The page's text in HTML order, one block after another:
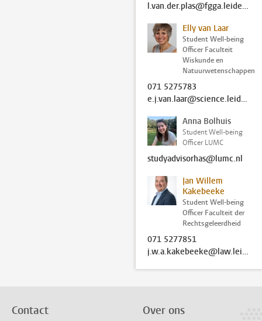
l.van.der.plas@fgga.leidenuniv.nl
Elly van Laar
Student Well-being
Officer Faculteit
Wiskunde en
Natuurwetenschappen
071 5275783
e.j.van.laar@science.leidenuniv.nl
Anna Bolhuis
Student Well-being
Officer LUMC
studyadvisorhas@lumc.nl
Jan Willem
Kakebeeke
Student Well-being
Officer Faculteit der
Rechtsgeleerdheid
071 5277851
j.w.a.kakebeeke@law.leidenuniv.nl
Contact Over ons